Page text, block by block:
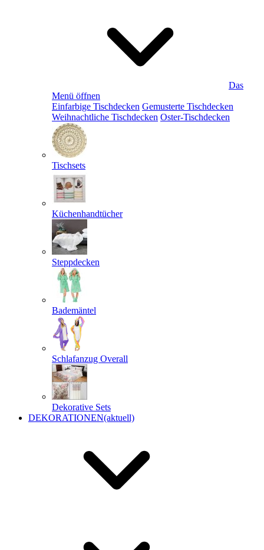
Das
Menü öffnen
Einfarbige Tischdecken Gemusterte Tischdecken
Weihnachtliche Tischdecken Oster-Tischdecken
Tischsets
Küchenhandtücher
Steppdecken
Bademäntel
Schlafanzug Overall
Dekorative Sets
DEKORATIONEN(aktuell)